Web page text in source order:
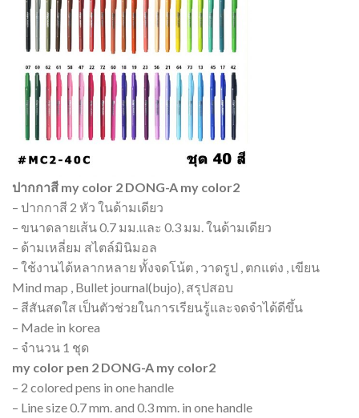
ปากกาสี my color 2 DONG-A my color2
– ปากกาสี 2 หัว ในด้ามเดียว
– ขนาดลายเส้น 0.7 มม.และ 0.3 มม. ในด้ามเดียว
– ด้ามเหลี่ยม สไตล์มินิมอล
– ใช้งานได้หลากหลาย ทั้งจดโน้ต , วาดรูป , ตกแต่ง , เขียน
Mind map , Bullet journal(bujo), สรุปสอบ
– สีสันสดใส เป็นตัวช่วยในการเรียนรู้และจดจำได้ดีขึ้น
– Made in korea
– จำนวน 1 ชุด
my color pen 2 DONG-A my color2
– 2 colored pens in one handle
– Line size 0.7 mm. and 0.3 mm. in one handle